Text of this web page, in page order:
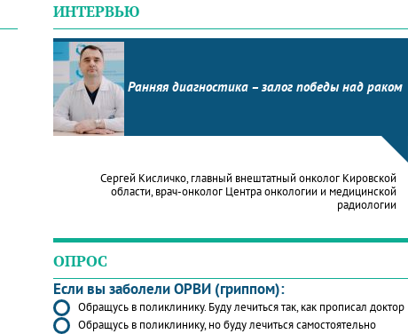
ИНТЕРВЬЮ
Ранняя диагностика – залог победы над раком
Сергей Кисличко, главный внештатный онколог Кировской
области, врач-онколог Центра онкологии и медицинской
радиологии
ОПРОС
Если вы заболели ОРВИ (гриппом):
Обращусь в поликлинику. Буду лечиться так, как прописал доктор
Обращусь в поликлинику, но буду лечиться самостоятельно